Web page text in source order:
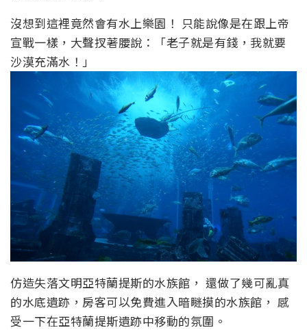
沒想到這裡竟然會有水上樂園！ 只能說像是在跟上帝
宣戰一樣，大聲扠著腰說：「老子就是有錢，我就要
沙漠充滿水！」
仿造失落文明亞特蘭提斯的水族館， 還做了幾可亂真
的水底遺跡，房客可以免費進入暗瞇摸的水族館， 感
受一下在亞特蘭提斯遺跡中移動的氛圍。